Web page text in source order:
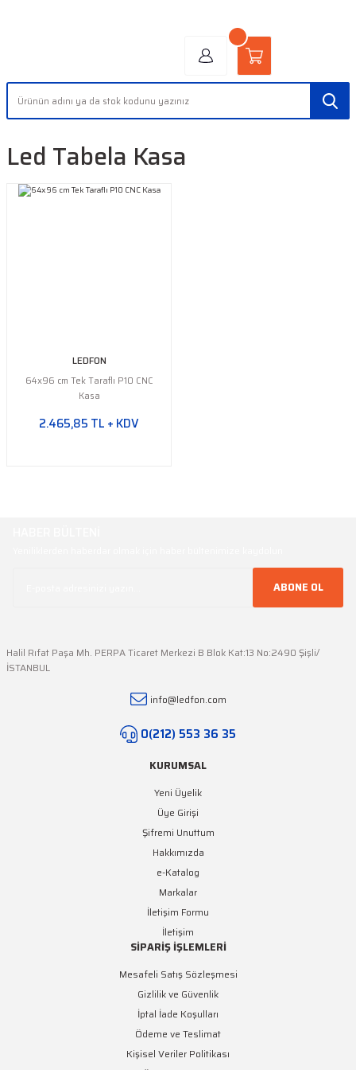
Led Tabela Kasa
LEDFON
64x96 cm Tek Taraflı P10 CNC
Kasa
2.465,85 TL + KDV
ABONE OL
Halil Rıfat Paşa Mh. PERPA Ticaret Merkezi B Blok Kat:13 No:2490 Şişli/
İSTANBUL
info@ledfon.com
0(212) 553 36 35
KURUMSAL
Yeni Üyelik
Üye Girişi
Şifremi Unuttum
Hakkımızda
e-Katalog
Markalar
İletişim Formu
İletişim
SİPARİŞ İŞLEMLERİ
Mesafeli Satış Sözleşmesi
Gizlilik ve Güvenlik
İptal İade Koşulları
Ödeme ve Teslimat
Kişisel Veriler Politikası